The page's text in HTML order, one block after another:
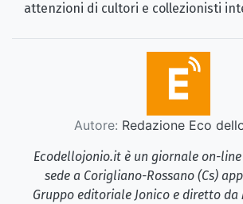
attenzioni di cultori e collezionisti
Autore: Redazione Eco
Ecodellojonio.it è un giornale on-
sede a Corigliano-Rossano (Cs)
Gruppo editoriale Jonico e diretto da